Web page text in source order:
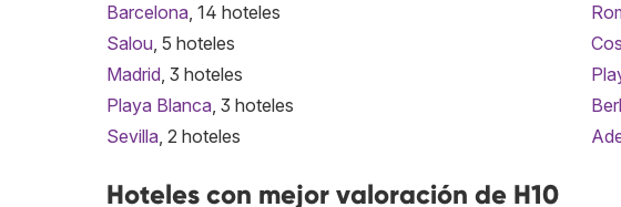
Barcelona, 14 hoteles
Salou, 5 hoteles
Madrid, 3 hoteles
Playa Blanca, 3 hoteles
Sevilla, 2 hoteles
Hoteles con mejor valoración de H10